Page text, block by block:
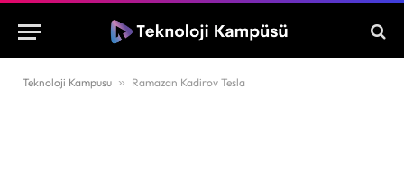
Teknoloji Kampusu » Ramazan Kadirov Tesla